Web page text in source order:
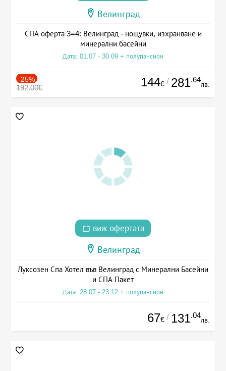
Велинград
СПА оферта 3=4: Велинград - нощувки, изхранване и
минерални басейни
Дата: 01.07 - 30.09 + полупансион
-25%
192.00€ 144€ / 281.64
лв.
виж офертата
Велинград
Луксозен Спа Хотел във Велинград с Минерални Басейни
и СПА Пакет
Дата: 28.07 - 23.12 + полупансион
67€ / 131.04
лв.